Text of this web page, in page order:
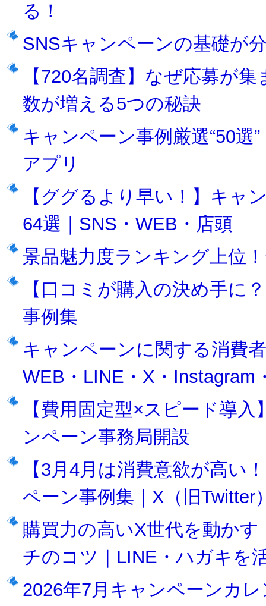
る！
SNSキャンペーンの基礎が
【720名調査】なぜ応募が
数が増える5つの秘訣
キャンペーン事例厳選“50選
アプリ
【ググるより早い！】キャ
64選｜SNS・WEB・店頭
景品魅力度ランキング上位
【口コミが購入の決め手に
事例集
キャンペーンに関する消費
WEB・LINE・X・
【費用固定型×スピード導
ンペーン事務局開設
【3月4月は消費意欲が高い
ペーン事例集｜X（旧Twitter
購買力の高いX世代を動か
チのコツ｜LINE・ハガキを
2026年7月キャンペーンカ